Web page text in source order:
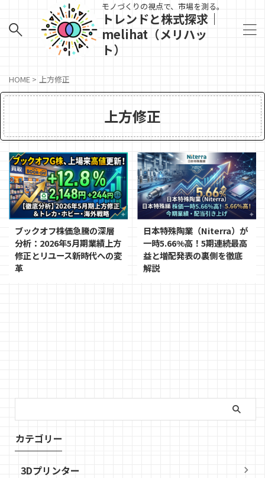
モノづくりの視点で、市場を測る。
トレンドと株式探求｜
melihat（メリハッ
ト）
HOME > 上方修正
上方修正
ブックオフ株価急騰の深層
分析：2026年5月期業績上方
修正とリユース新時代への変
革
日本特殊陶業（Niterra）が
一時5.66%高！5期連続最高
益と増配発表の裏側を徹底
解説
カテゴリー
3Dプリンター